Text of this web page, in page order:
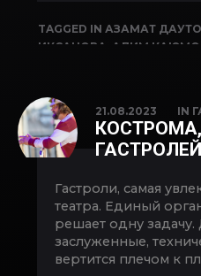
TAGGED IN АЗАМАТ
ИКСАНОВА
АЛИМ
КУЛИКОВА
АХМЕТОВА,ЛЮБОВЬ
МЕЗЕНЦЕВА,ОПЕРА,
СНЕГУРОЧКА,ФЕЛИКС
21.08.2023 IN
Гастроли, самая
театра. Единый
решает одну
заслуженные,
вертится плечом к